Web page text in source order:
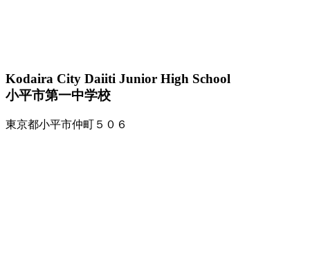
Kodaira City Daiiti Junior High School
小平市第一中学校
東京都小平市仲町５０６